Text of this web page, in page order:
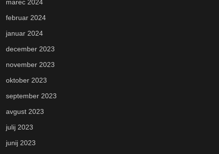
marec 2024
februar 2024
januar 2024
december 2023
november 2023
oktober 2023
september 2023
avgust 2023
julij 2023
junij 2023